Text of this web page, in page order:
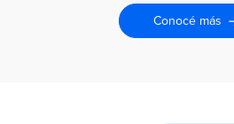
Conocé más